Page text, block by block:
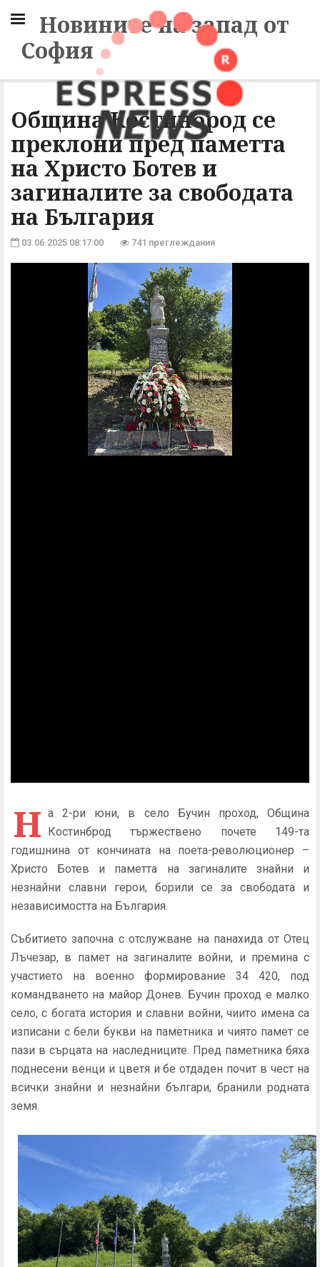
Новините на запад от
София
Oбщина Костинброд се
преклони пред паметта
на Христо Ботев и
загиналите за свободата
на България
03.06.2025 08:17:00 741 преглеждания
Н а 2-ри юни, в село Бучин проход, Община
Костинброд тържествено почете 149-та
годишнина от кончината на поета-революционер –
Христо Ботев и паметта на загиналите знайни и
незнайни славни герои, борили се за свободата и
независимостта на България.
Събитието започна с отслужване на панахида от Отец
Лъчезар, в памет на загиналите войни, и премина с
участието на военно формирование 34 420, под
командването на майор Донев. Бучин проход е малко
село, с богата история и славни войни, чиито имена са
изписани с бели букви на паметника и чиято памет се
пази в сърцата на наследниците. Пред паметника бяха
поднесени венци и цветя и бе отдаден почит в чест на
всички знайни и незнайни българи, бранили родната
земя.